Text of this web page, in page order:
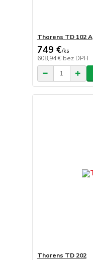
Thorens TD 102 A
749 €/ks
608,94 € bez DPH
Thorens TD 202